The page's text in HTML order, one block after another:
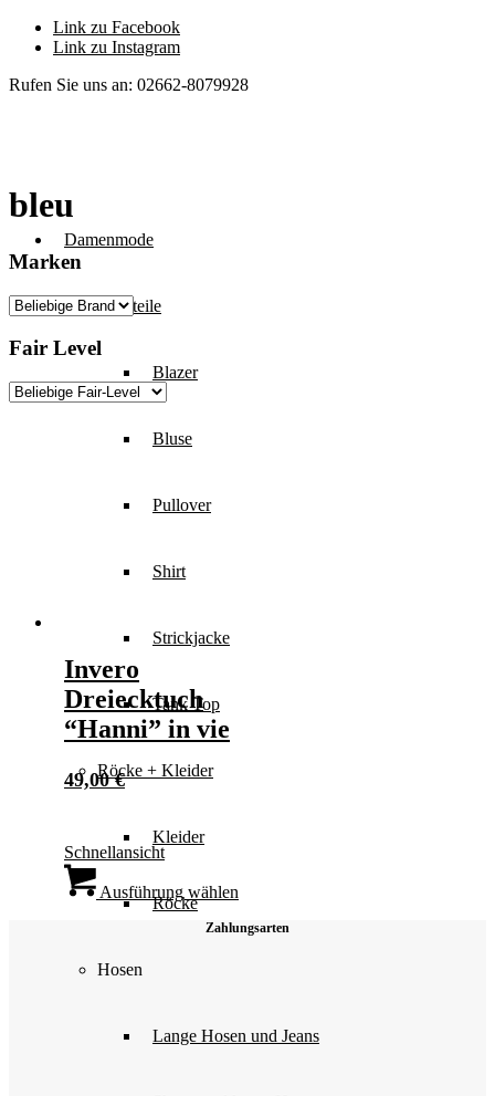
Link zu Facebook
Link zu Instagram
Rufen Sie uns an: 02662-8079928
Damenmode
Oberteile
Blazer
Bluse
Pullover
Shirt
Strickjacke
Tank Top
Röcke + Kleider
Kleider
Röcke
Hosen
Lange Hosen und Jeans
bleu
Marken
Fair Level
Invero
Dreiecktuch
“Hanni” in vie
49,00€
Schnellansicht
Ausführung wählen
mehrere
können
auf
Zahlungsarten